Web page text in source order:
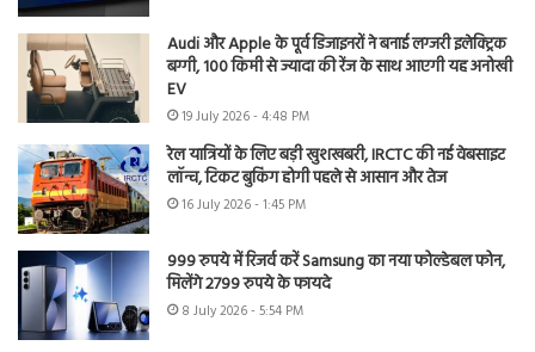
Audi और Apple के पूर्व डिजाइनरों ने बनाई लग्जरी इलेक्ट्रिक
बग्गी, 100 किमी से ज्यादा की रेंज के साथ आएगी यह अनोखी
EV
19 July 2026 - 4:48 PM
रेल यात्रियों के लिए बड़ी खुशखबरी, IRCTC की नई वेबसाइट
लॉन्च, टिकट बुकिंग होगी पहले से आसान और तेज
16 July 2026 - 1:45 PM
999 रुपये में रिजर्व करें Samsung का नया फोल्डेबल फोन,
मिलेंगे 2799 रुपये के फायदे
8 July 2026 - 5:54 PM